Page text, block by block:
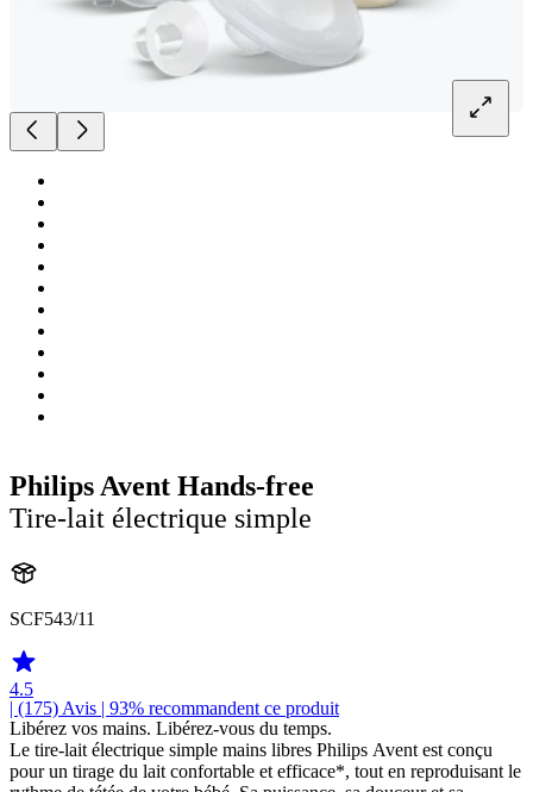
Philips Avent Hands-free
Tire-lait électrique simple
SCF543/11
4.5
| (175) Avis | 93% recommandent ce produit
Libérez vos mains. Libérez-vous du temps.
Le tire-lait électrique simple mains libres Philips Avent est conçu
pour un tirage du lait confortable et efficace*, tout en reproduisant le